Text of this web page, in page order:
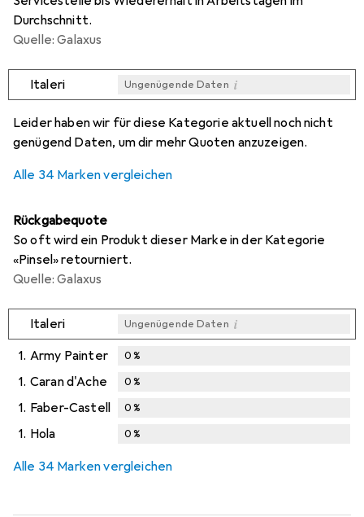
Durchschnitt.
Quelle: Galaxus
Italeri Ungenügende Daten i
Leider haben wir für diese Kategorie aktuell noch nicht
genügend Daten, um dir mehr Quoten anzuzeigen.
Alle 34 Marken vergleichen
Rückgabequote
So oft wird ein Produkt dieser Marke in der Kategorie
«Pinsel» retourniert.
Quelle: Galaxus
Italeri Ungenügende Daten i
1. Army Painter 0%
1. Caran d'Ache 0%
1. Faber-Castell 0%
1. Hola 0%
Alle 34 Marken vergleichen